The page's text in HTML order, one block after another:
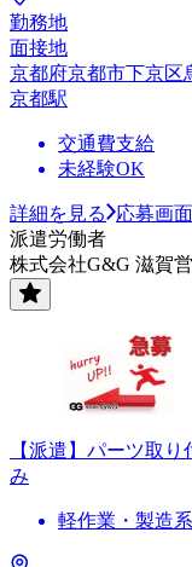
勤務地
面接地
京都府京都市下京区
京都駅
交通費支給
未経験OK
詳細を見る
応募画
派遣労働者
株式会社G&G 滋賀
【派遣】パーツ取
み
軽作業・製造系